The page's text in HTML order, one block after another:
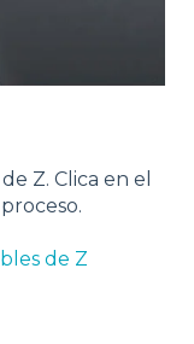
Z. Clica en el
de Z